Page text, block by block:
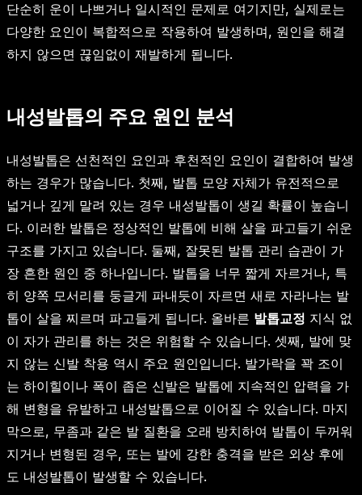
단순히 운이 나쁘거나 일시적인 문제로 여기지만, 실제로는
다양한 요인이 복합적으로 작용하여 발생하며, 원인을 해결
하지 않으면 끊임없이 재발하게 됩니다.
내성발톱의 주요 원인 분석
내성발톱은 선천적인 요인과 후천적인 요인이 결합하여 발생
하는 경우가 많습니다. 첫째, 발톱 모양 자체가 유전적으로
넓거나 깊게 말려 있는 경우 내성발톱이 생길 확률이 높습니
다. 이러한 발톱은 정상적인 발톱에 비해 살을 파고들기 쉬운
구조를 가지고 있습니다. 둘째, 잘못된 발톱 관리 습관이 가
장 흔한 원인 중 하나입니다. 발톱을 너무 짧게 자르거나, 특
히 양쪽 모서리를 둥글게 파내듯이 자르면 새로 자라나는 발
톱이 살을 찌르며 파고들게 됩니다. 올바른 발톱교정 지식 없
이 자가 관리를 하는 것은 위험할 수 있습니다. 셋째, 발에 맞
지 않는 신발 착용 역시 주요 원인입니다. 발가락을 꽉 조이
는 하이힐이나 폭이 좁은 신발은 발톱에 지속적인 압력을 가
해 변형을 유발하고 내성발톱으로 이어질 수 있습니다. 마지
막으로, 무좀과 같은 발 질환을 오래 방치하여 발톱이 두꺼워
지거나 변형된 경우, 또는 발에 강한 충격을 받은 외상 후에
도 내성발톱이 발생할 수 있습니다.